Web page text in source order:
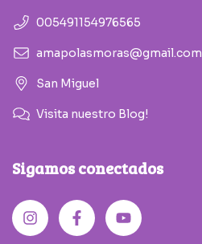
005491154976565
amapolasmoras@gmail.com
San Miguel
Visita nuestro Blog!
Sigamos conectados